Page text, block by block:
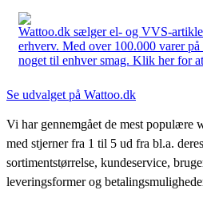
Wattoo.dk sælger el- og VVS-
erhverv. Med over 100.000 varer
noget til enhver smag. Klik her for
Se udvalget på Wattoo.dk
Vi har gennemgået de mest populære
med stjerner fra 1 til 5 ud fra bl.a.
sortimentstørrelse, kundeservice,
leveringsformer og